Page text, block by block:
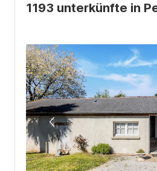
1193 unterkünfte in